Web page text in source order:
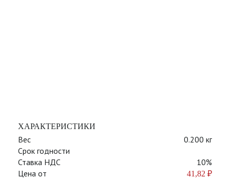
ХАРАКТЕРИСТИКИ
Вес
0.200 кг
Срок годности
Ставка НДС
10%
Цена от
41,82 ₽